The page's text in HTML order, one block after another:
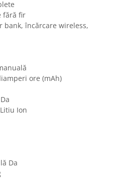
fără fir
bank, încărcare wireless,
ore (mAh)
Ion
Da